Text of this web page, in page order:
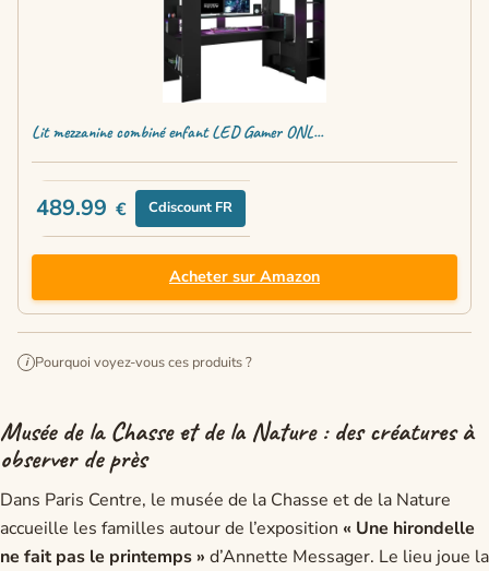
Lit mezzanine combiné enfant LED Gamer ONL...
489.99 € Cdiscount FR
Acheter sur Amazon
i Pourquoi voyez-vous ces produits ?
Musée de la Chasse et de la Nature : des créatures à
observer de près
Dans Paris Centre, le musée de la Chasse et de la Nature
accueille les familles autour de l’exposition « Une hirondelle
ne fait pas le printemps » d’Annette Messager. Le lieu joue la